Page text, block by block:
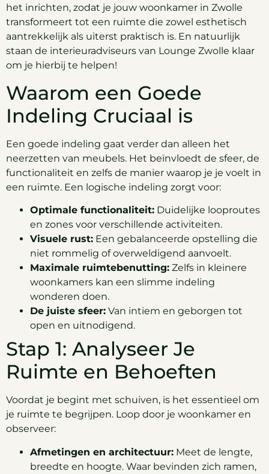
het inrichten, zodat je jouw woonkamer in Zwolle
transformeert tot een ruimte die zowel esthetisch
aantrekkelijk als uiterst praktisch is. En natuurlijk
staan de interieuradviseurs van Lounge Zwolle klaar
om je hierbij te helpen!
Waarom een Goede
Indeling Cruciaal is
Een goede indeling gaat verder dan alleen het
neerzetten van meubels. Het beïnvloedt de sfeer, de
functionaliteit en zelfs de manier waarop je je voelt in
een ruimte. Een logische indeling zorgt voor:
Optimale functionaliteit: Duidelijke looproutes
en zones voor verschillende activiteiten.
Visuele rust: Een gebalanceerde opstelling die
niet rommelig of overweldigend aanvoelt.
Maximale ruimtebenutting: Zelfs in kleinere
woonkamers kan een slimme indeling
wonderen doen.
De juiste sfeer: Van intiem en geborgen tot
open en uitnodigend.
Stap 1: Analyseer Je
Ruimte en Behoeften
Voordat je begint met schuiven, is het essentieel om
je ruimte te begrijpen. Loop door je woonkamer en
observeer:
Afmetingen en architectuur: Meet de lengte,
breedte en hoogte. Waar bevinden zich ramen,